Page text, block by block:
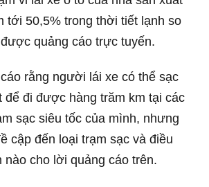
tới 50,5% trong thời tiết lạnh so
quảng cáo trực tuyến.
rằng người lái xe có thể sạc
để đi được hàng trăm km tại các
sạc siêu tốc của mình, nhưng
cập đến loại trạm sạc và điều
nào cho lời quảng cáo trên.